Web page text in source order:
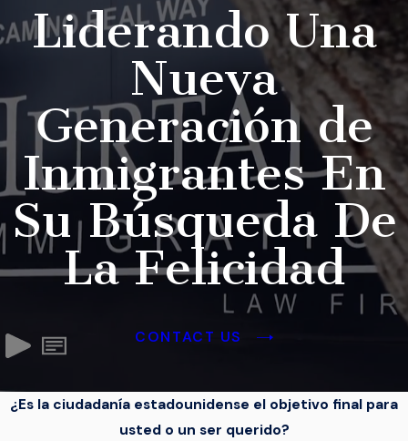
Liderando Una
Nueva
Generación de
Inmigrantes En
Su Búsqueda De
La Felicidad
CONTACT US
¿Es la ciudadanía estadounidense el objetivo final para
usted o un ser querido?